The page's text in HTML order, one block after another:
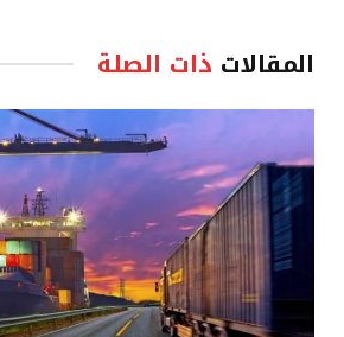
المقالات ذات الصلة